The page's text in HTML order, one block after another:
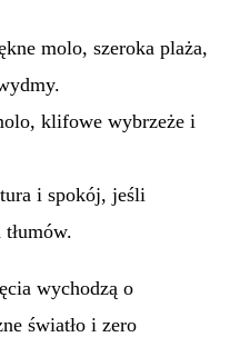
molo, szeroka plaża,
klifowe wybrzeże i
i spokój, jeśli
wychodzą o
światło i zero